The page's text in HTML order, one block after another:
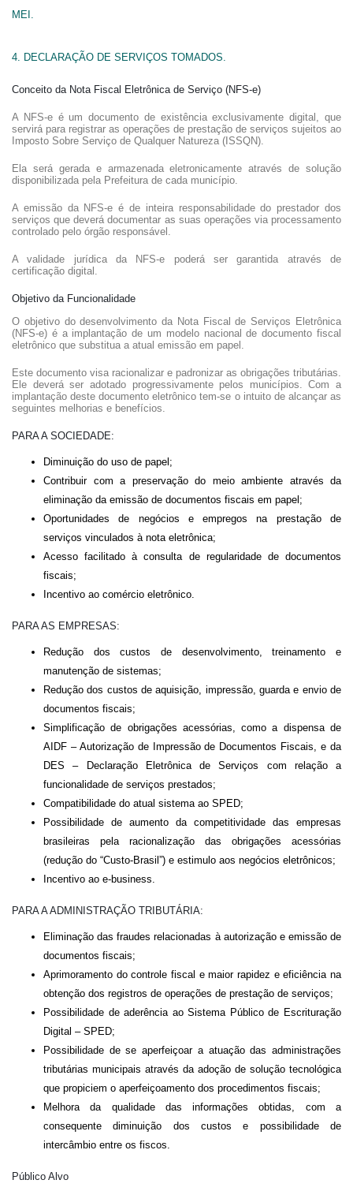
MEI.
4. DECLARAÇÃO DE SERVIÇOS TOMADOS.
Conceito da Nota Fiscal Eletrônica de Serviço (NFS-e)
A NFS-e é um documento de existência exclusivamente digital, que
servirá para registrar as operações de prestação de serviços sujeitos ao
Imposto Sobre Serviço de Qualquer Natureza (ISSQN).
Ela será gerada e armazenada eletronicamente através de solução
disponibilizada pela Prefeitura de cada município.
A emissão da NFS-e é de inteira responsabilidade do prestador dos
serviços que deverá documentar as suas operações via processamento
controlado pelo órgão responsável.
A validade jurídica da NFS-e poderá ser garantida através de
certificação digital.
Objetivo da Funcionalidade
O objetivo do desenvolvimento da Nota Fiscal de Serviços Eletrônica
(NFS-e) é a implantação de um modelo nacional de documento fiscal
eletrônico que substitua a atual emissão em papel.
Este documento visa racionalizar e padronizar as obrigações tributárias.
Ele deverá ser adotado progressivamente pelos municípios. Com a
implantação deste documento eletrônico tem-se o intuito de alcançar as
seguintes melhorias e benefícios.
PARA A SOCIEDADE:
Diminuição do uso de papel;
Contribuir com a preservação do meio ambiente através da
eliminação da emissão de documentos fiscais em papel;
Oportunidades de negócios e empregos na prestação de
serviços vinculados à nota eletrônica;
Acesso facilitado à consulta de regularidade de documentos
fiscais;
Incentivo ao comércio eletrônico.
PARA AS EMPRESAS:
Redução dos custos de desenvolvimento, treinamento e
manutenção de sistemas;
Redução dos custos de aquisição, impressão, guarda e envio de
documentos fiscais;
Simplificação de obrigações acessórias, como a dispensa de
AIDF – Autorização de Impressão de Documentos Fiscais, e da
DES – Declaração Eletrônica de Serviços com relação a
funcionalidade de serviços prestados;
Compatibilidade do atual sistema ao SPED;
Possibilidade de aumento da competitividade das empresas
brasileiras pela racionalização das obrigações acessórias
(redução do “Custo-Brasil”) e estimulo aos negócios eletrônicos;
Incentivo ao e-business.
PARA A ADMINISTRAÇÃO TRIBUTÁRIA:
Eliminação das fraudes relacionadas à autorização e emissão de
documentos fiscais;
Aprimoramento do controle fiscal e maior rapidez e eficiência na
obtenção dos registros de operações de prestação de serviços;
Possibilidade de aderência ao Sistema Público de Escrituração
Digital – SPED;
Possibilidade de se aperfeiçoar a atuação das administrações
tributárias municipais através da adoção de solução tecnológica
que propiciem o aperfeiçoamento dos procedimentos fiscais;
Melhora da qualidade das informações obtidas, com a
consequente diminuição dos custos e possibilidade de
intercâmbio entre os fiscos.
Público Alvo